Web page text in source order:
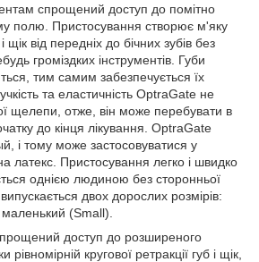
спрощений доступ до помітно
полю. Пристосування створює м'яку
щік від передніх до бічних зубів без
громіздких інструментів. Губи
тим самим забезпечується їх
та еластичність OptraGate не
щелепи, отже, він може перебувати в
до кінця лікування. OptraGate
і тому може застосовуватися у
латекс. Пристосування легко і швидко
однією людиною без сторонньої
двох дорослих розмірів:
(Small).
доступ до розширеного
кругової ретракції губ і щік,